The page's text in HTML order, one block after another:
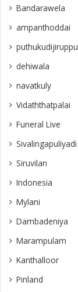
Bandarawela
ampanthoddai
puthukudijiruppu
dehiwala
navatkuly
Vidaththatpalai
Funeral Live
Sivalingapuliyadi
Siruvilan
Indonesia
Mylani
Dambadeniya
Marampulam
Kanthalloor
Pinland